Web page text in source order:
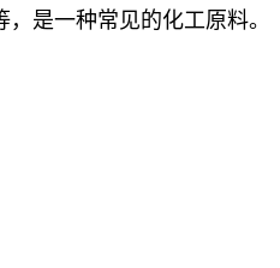
是一种常见的化工原料。